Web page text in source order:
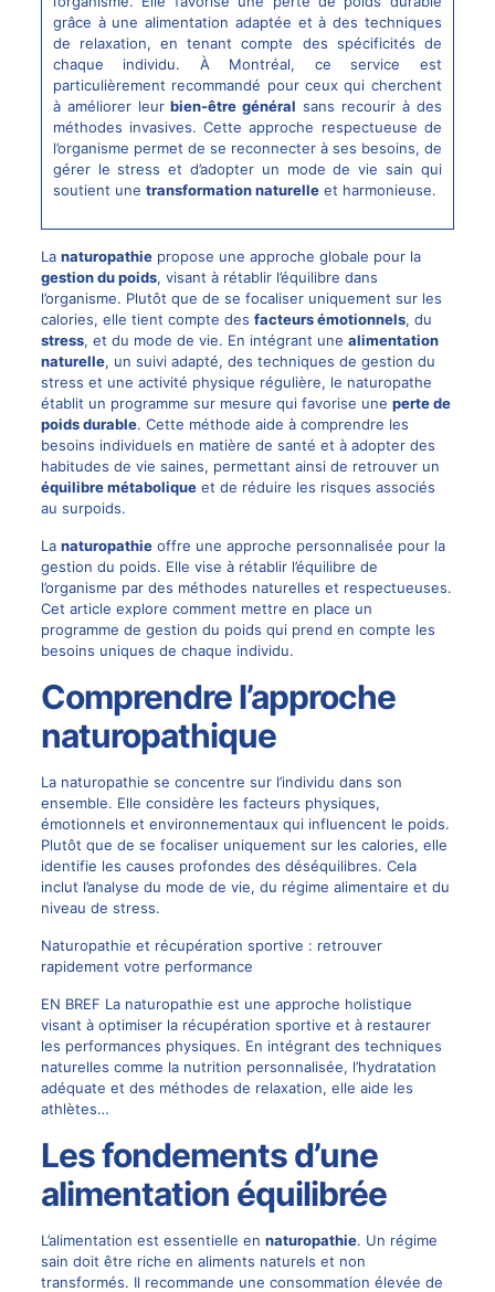
grâce à une alimentation adaptée et à des techniques
de relaxation, en tenant compte des spécificités de
chaque individu. À Montréal, ce service est
particulièrement recommandé pour ceux qui cherchent
à améliorer leurbien-être général sans recourir à des
méthodes invasives. Cette approche respectueuse de
l’organisme permet de se reconnecter à ses besoins, de
gérer le stress et d’adopter un mode de vie sain qui
soutient une transformation naturelleet harmonieuse.
La naturopathiepropose une approche globale pour la
gestion du poids, visant à rétablir l’équilibre dans
l’organisme. Plutôt que de se focaliser uniquement sur les
calories, elle tient compte des facteurs émotionnels, du
stress, et du mode de vie. En intégrant une alimentation
naturelle, un suivi adapté, des techniques de gestion du
stress et une activité physique régulière, le naturopathe
établit un programme sur mesure qui favorise une perte de
poids durable. Cette méthode aide à comprendre les
besoins individuels en matière de santé et à adopter des
habitudes de vie saines, permettant ainsi de retrouver un
équilibre métaboliqueet de réduire les risques associés
au surpoids.
La naturopathieoffre une approche personnalisée pour la
gestion du poids. Elle vise à rétablir l’équilibre de
l’organisme par des méthodes naturelles et respectueuses.
Cet article explore comment mettre en place un
programme de gestion du poids qui prend en compte les
besoins uniques de chaque individu.
Comprendre l’approche
naturopathique
La naturopathie se concentre sur l’individu dans son
ensemble. Elle considère les facteurs physiques,
émotionnels et environnementaux qui influencent le poids.
Plutôt que de se focaliser uniquement sur les calories, elle
identifie les causes profondes des déséquilibres. Cela
inclut l’analyse du mode de vie, du régime alimentaire et du
niveau de stress.
Naturopathie et récupération sportive : retrouver
rapidement votre performance
EN BREF La naturopathie est une approche holistique
visant à optimiser la récupération sportive et à restaurer
les performances physiques. En intégrant des techniques
naturelles comme la nutrition personnalisée, l’hydratation
adéquate et des méthodes de relaxation, elle aide les
athlètes…
Les fondements d’une
alimentation équilibrée
L’alimentation est essentielle en naturopathie. Un régime
sain doit être riche en aliments naturels et non
transformés. Il recommande une consommation élevée de